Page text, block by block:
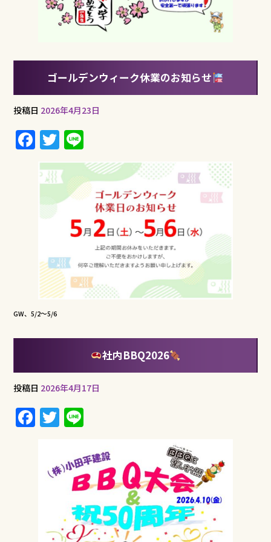
ゴールデンウィーク休業のお知らせ
投稿日 2026年4月23日
F
a
c
e
b
o
k
T
w
it
te
n
e
GW、5/2～5/6
社内BBQ2026
投稿日 2026年4月17日
F
a
o
T
w
it
te
e